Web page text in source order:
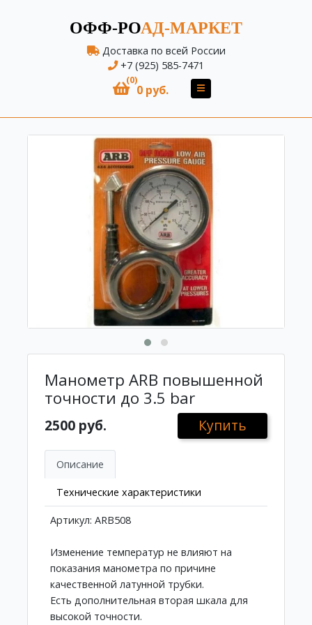
ОФФ-РОАД-МАРКЕТ
Доставка по всей России
+7 (925) 585-7471
(0)
0 руб.
Манометр ARB повышенной
точности до 3.5 bar
2500 руб. Купить
Описание
Технические характеристики
Артикул: ARB508
Изменение температур не влияют на
показания манометра по причине
качественной латунной трубки.
Есть дополнительная вторая шкала для
высокой точности.